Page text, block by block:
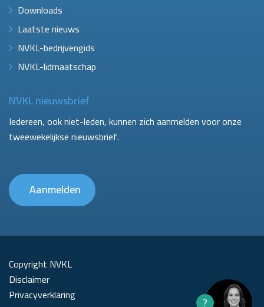
Downloads
Laatste nieuws
NVKL-bedrijvengids
NVKL-lidmaatschap
NVKL nieuwsbrief
Iedereen, ook niet-leden, kunnen zich aanmelden voor onze
tweewekelijkse nieuwsbrief.
Aanmelden
Copyright NVKL
Disclaimer
Privacyverklaring
?